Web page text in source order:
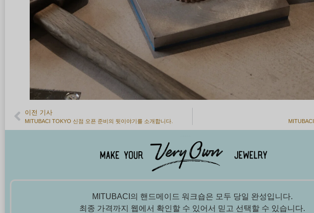
이전 기사
MITUBACI TOKYO 신점 오픈 준비의 뒷이야기를 소개합니다.
MITUBACI의 핸드메이드 워크숍은 모두 당일 완성입니다.
최종 가격까지 웹에서 확인할 수 있어서 믿고 선택할 수 있습니다.